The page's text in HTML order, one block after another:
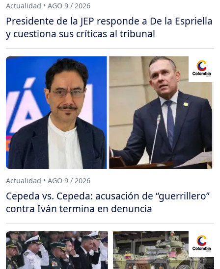
Actualidad • AGO 9 / 2026
Presidente de la JEP responde a De la Espriella
y cuestiona sus críticas al tribunal
Actualidad • AGO 9 / 2026
Cepeda vs. Cepeda: acusación de “guerrillero”
contra Iván termina en denuncia